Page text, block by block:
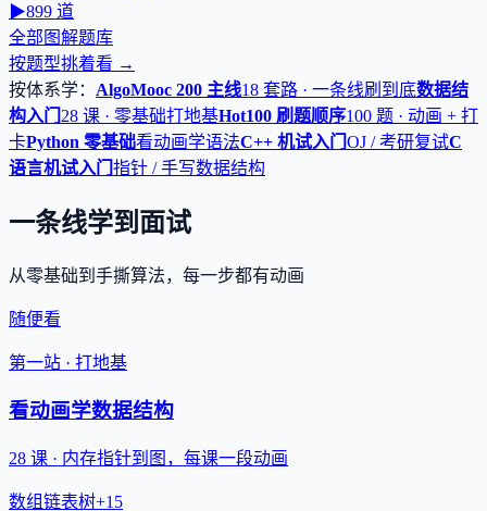
▶899 道
全部图解题库
按题型挑着看 →
按体系学： AlgoMooc 200 主线18 套路 · 一条线刷到底数据结
构入门 28 课 · 零基础打地基Hot100 刷题顺序100 题 · 动画 + 打
卡Python 零基础看动画学语法C++ 机试入门 OJ / 考研复试C
语言机试入门 指针 / 手写数据结构
一条线学到面试
从零基础到手撕算法，每一步都有动画
随便看
第一站 · 打地基
看动画学数据结构
28 课 · 内存指针到图，每课一段动画
数组链表树+15